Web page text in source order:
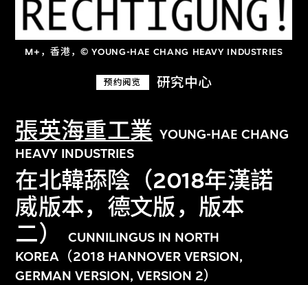
M+，香港，© YOUNG-HAE CHANG HEAVY INDUSTRIES
预约阅览 研究中心
張英海重工業 YOUNG-HAE CHANG
HEAVY INDUSTRIES
在北韓舔陰（2018年漢諾
威版本，德文版，版本
二）
CUNNILINGUS IN NORTH
KOREA（2018 HANNOVER VERSION,
GERMAN VERSION, VERSION 2）
关于M+藏品
探索世界顶级的二十及二十一世纪视觉
文化藏品。